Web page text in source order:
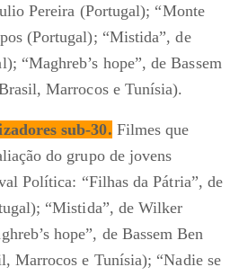
Pereira (Portugal); “Monte
(Portugal); “Mistida”, de
“Maghreb’s hope”, de Bassem
Marrocos e Tunísia).
sub-30. Filmes que
do grupo de jovens
Política: “Filhas da Pátria”, de
“Mistida”, de Wilker
hope”, de Bassem Ben
Marrocos e Tunísia); “Nadie se